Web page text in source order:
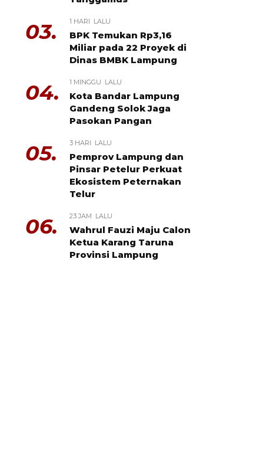
03. 1 HARI LALU
BPK Temukan Rp3,16
Miliar pada 22 Proyek di
Dinas BMBK Lampung
04. 1 MINGGU LALU
Kota Bandar Lampung
Gandeng Solok Jaga
Pasokan Pangan
05. 3 HARI LALU
Pemprov Lampung dan
Pinsar Petelur Perkuat
Ekosistem Peternakan
Telur
06. 23 JAM LALU
Wahrul Fauzi Maju Calon
Ketua Karang Taruna
Provinsi Lampung